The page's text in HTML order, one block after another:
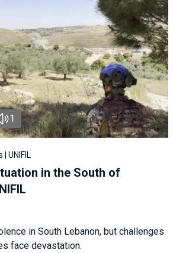
1
| UNIFIL
in the South of
in South Lebanon, but challenges
face devastation.